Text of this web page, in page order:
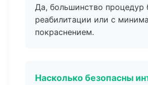
Да, большинство процедур
реабилитации или с
покраснением.
Насколько безопасны